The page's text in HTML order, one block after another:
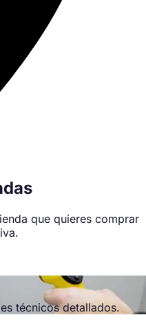
que quieres comprar
técnicos detallados.